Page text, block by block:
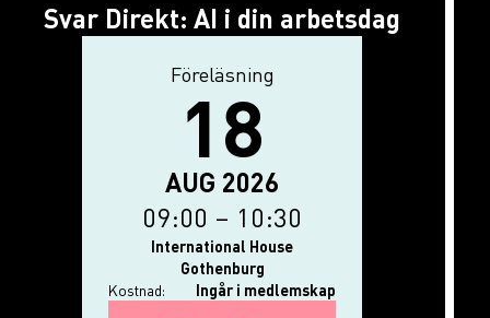
Svar Direkt: AI i din arbetsdag
Aktivitetstyp
Föreläsning
Evenemanget börjar: 18 augusti
The event ends on: 18 augusti
18
AUG 2026
09:00 – 10:30
International House
Gothenburg
Kostnad:
Ingår i medlemskap